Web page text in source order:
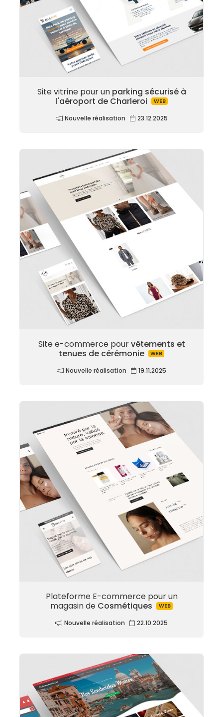
Site vitrine pour un parking sécurisé à
l'aéroport de Charleroi
WEB
Nouvelle réalisation 23.12.2025
Site e-commerce pourvêtements et
tenues de cérémonie
WEB
Nouvelle réalisation 19.11.2025
Plateforme E-commerce pour un
magasin de Cosmétiques WEB
Nouvelle réalisation 22.10.2025